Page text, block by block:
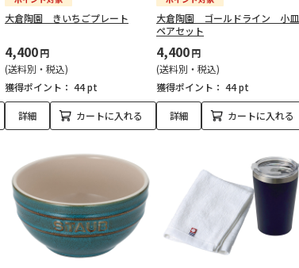
大倉陶園 きいちごプレート
4,400円
(送料別・税込)
獲得ポイント： 44 pt
詳細 カートに入れる
大倉陶園 ゴールドライン 小皿
ペアセット
4,400円
(送料別・税込)
獲得ポイント： 44 pt
詳細 カートに入れる